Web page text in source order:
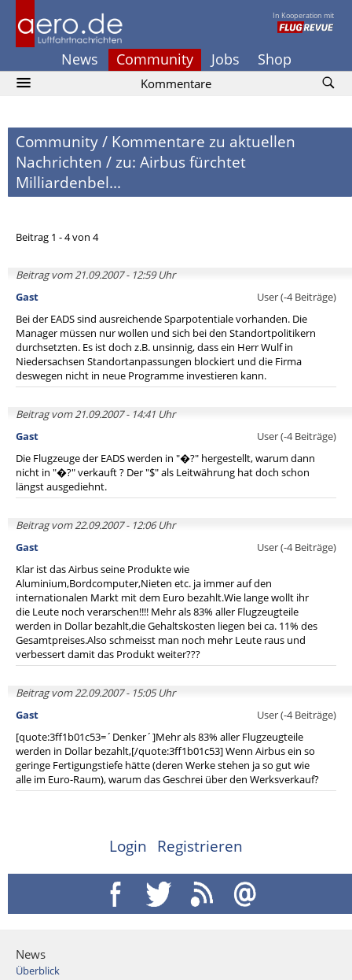
In Kooperation mit
News Community Jobs Shop
Kommentare
Community/ Kommentare zu aktuellen
Nachrichten /zu: Airbus fürchtet
Milliardenbel...
Beitrag 1 - 4 von 4
Beitrag vom 21.09.2007 - 12:59 Uhr
Gast
User (-4 Beiträge)
Bei der EADS sind ausreichende Sparpotentiale vorhanden. Die
Manager müssen nur wollen und sich bei den Standortpolitikern
durchsetzten. Es ist doch z.B. unsinnig, dass ein Herr Wulf in
Niedersachsen Standortanpassungen blockiert und die Firma
deswegen nicht in neue Programme investieren kann.
Beitrag vom 21.09.2007 - 14:41 Uhr
Gast
User (-4 Beiträge)
Die Flugzeuge der EADS werden in "�?" hergestellt, warum dann
nicht in "�?" verkauft ? Der "$" als Leitwährung hat doch schon
längst ausgediehnt.
Beitrag vom 22.09.2007 - 12:06 Uhr
Gast
User (-4 Beiträge)
Klar ist das Airbus seine Produkte wie
Aluminium,Bordcomputer,Nieten etc. ja immer auf den
internationalen Markt mit dem Euro bezahlt.Wie lange wollt ihr
die Leute noch verarschen!!!! Mehr als 83% aller Flugzeugteile
werden in Dollar bezahlt,die Gehaltskosten liegen bei ca. 11% des
Gesamtpreises.Also schmeisst man noch mehr Leute raus und
verbessert damit das Produkt weiter???
Beitrag vom 22.09.2007 - 15:05 Uhr
Gast
User (-4 Beiträge)
[quote:3ff1b01c53=´Denker´]Mehr als 83% aller Flugzeugteile
werden in Dollar bezahlt,[/quote:3ff1b01c53] Wenn Airbus ein so
geringe Fertigungstiefe hätte (deren Werke stehen ja so gut wie
alle im Euro-Raum), warum das Geschrei über den Werksverkauf?
Login Registrieren
News
Überblick